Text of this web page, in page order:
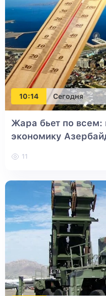
10:14 Сегодня
Жара бьет по всем:
экономику
11